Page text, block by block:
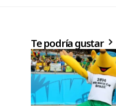
Te podría gustar